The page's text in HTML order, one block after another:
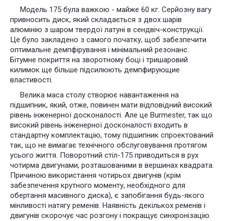
Модель 175 була важкою - майже 60 кг. Серйозну вагу
привносить диск, який складається з двох шарів
алюмінію з шаром твердої латуні в сендвіч-конструкції.
Це було закладено з самого початку, щоб забезпечити
оптимальне демпфірування і мінімальний резонанс.
Бітумне покриття на зворотному боці і тришаровий
килимок ще більше підсилюють демпфирующие
властивості.
Велика маса столу створює навантаження на
підшипник, який, отже, повинен мати відповідний високий
рівень інженерної досконалості. Але це Burmester, так що
високий рівень інженерної досконалості входить в
стандартну комплектацію, тому підшипник спроектований
так, що не вимагає технічного обслуговування протягом
усього життя. Поворотний стіл-175 приводиться в рух
чотирма двигунами, розташованими в вершинах квадрата.
Причиною використання чотирьох двигунів (крім
забезпечення крутного моменту, необхідного для
обертання масивного диска), є запобігання будь-якого
мінливості натягу ременів. Наявність декількох ременів і
двигунів скорочує час розгону і покращує синхронізацію.